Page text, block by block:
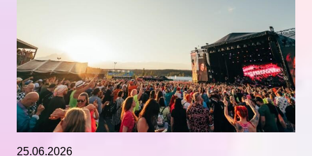
25.06.2026